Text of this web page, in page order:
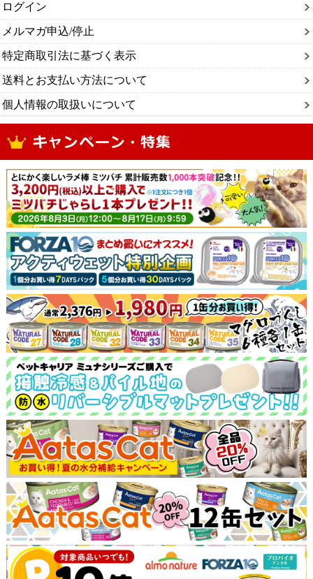
ログイン
メルマガ申込/停止
特定商取引法に基づく表示
送料とお支払い方法について
個人情報の取扱いについて